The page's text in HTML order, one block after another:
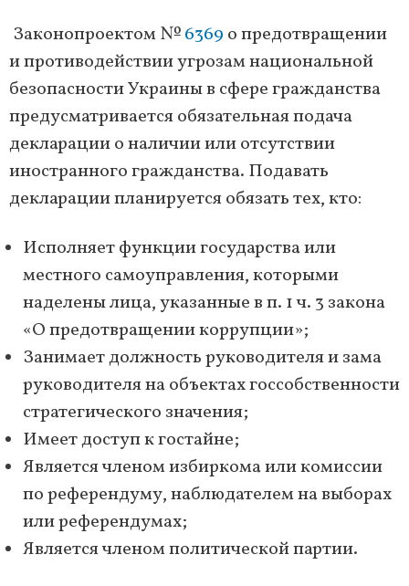
Законопроектом №6369 о предотвращении
и противодействии угрозам национальной
безопасности Украины в сфере гражданства
предусматривается обязательная подача
декларации о наличии или отсутствии
иностранного гражданства. Подавать
декларации планируется обязать тех, кто:
Исполняет функции государства или
местного самоуправления, которыми
наделены лица, указанные в п. 1 ч. 3 закона
«О предотвращении коррупции»;
Занимает должность руководителя и зама
руководителя на объектах госсобственности
стратегического значения;
Имеет доступ к гостайне;
Является членом избиркома или комиссии
по референдуму, наблюдателем на выборах
или референдумах;
Является членом политической партии.